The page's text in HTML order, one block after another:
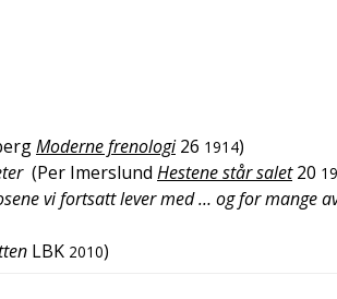
Moderne frenologi 26 1914)
(Per Imerslund Hestene står salet 20
vi fortsatt lever med … og for mange
LBK 2010)